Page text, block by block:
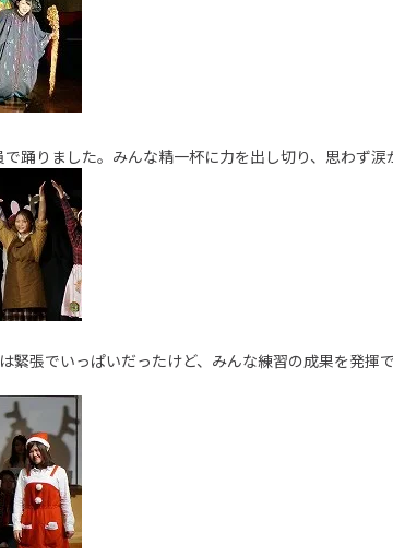
踊りました。みんな精一杯に力を出し切り、思わず
緊張でいっぱいだったけど、みんな練習の成果を発揮